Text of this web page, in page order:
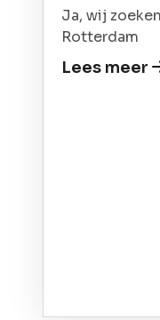
Ja, wij
Rotterdam
Lees meer